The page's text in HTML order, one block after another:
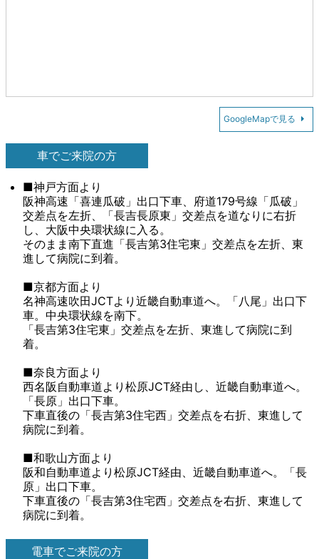
GoogleMapで見る
車でご来院の方
■神戸方面より
阪神高速「喜連瓜破」出口下車、府道179号線「瓜破」
交差点を左折、「長吉長原東」交差点を道なりに右折
し、大阪中央環状線に入る。
そのまま南下直進「長吉第3住宅東」交差点を左折、東
進して病院に到着。
■京都方面より
名神高速吹田JCTより近畿自動車道へ。「八尾」出口下
車。中央環状線を南下。
「長吉第3住宅東」交差点を左折、東進して病院に到
着。
■奈良方面より
西名阪自動車道より松原JCT経由し、近畿自動車道へ。
「長原」出口下車。
下車直後の「長吉第3住宅西」交差点を右折、東進して
病院に到着。
■和歌山方面より
阪和自動車道より松原JCT経由、近畿自動車道へ。「長
原」出口下車。
下車直後の「長吉第3住宅西」交差点を右折、東進して
病院に到着。
電車でご来院の方